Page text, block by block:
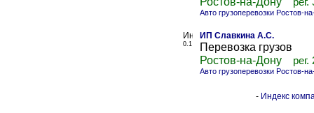
Авто грузоперевозки Ростов-
0.1
ИП Славкина А.С.
Перевозка грузов
Ростов-на-Дону
рег.
Авто грузоперевозки Ростов-
- Индекс